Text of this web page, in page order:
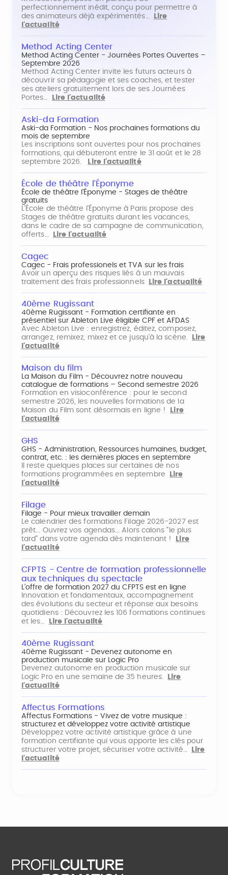
perfectionnement inédit, conçu pour permettre à
des animateurs déjà expérimentés…
Lire
l'actualité
Method Acting Center
Method Acting Center - Journées Portes Ouvertes –
Septembre 2026
Method Acting Center invite les futurs acteurs à
découvrir sa pédagogie et ses coaches, et tester
ses ateliers gratuitement lors de ses Journées
Portes…
Lire l'actualité
Aski-da Formation
Aski-da Formation - Nos prochaines formations du
mois de septembre
Les inscriptions sont ouvertes pour nos prochaines
formations, qui débuteront entre le 31 août et le 28
septembre 2026.
Lire l'actualité
École de théâtre l'Éponyme
École de théâtre l'Éponyme - Stages de théâtre
gratuits
L'École de théâtre l'Éponyme à Paris propose des
Stages de théâtre gratuits durant les vacances,
dans le cadre de sa campagne de communication,
offerts…
Lire l'actualité
Cagec
Cagec - Frais professionels et TVA sur les frais
Avoir un aperçu des risques liés à un mauvais
traitement des frais professionnels
Lire l'actualité
40ème Rugissant
40ème Rugissant - Formation certifiante en
présentiel sur Ableton Live éligible CPF et AFDAS
Avec Ableton Live : enregistrez, éditez, composez,
arrangez, remixez, mixez et ce jusqu'à la scène.
Lire
l'actualité
Maison du film
La Maison du Film - Découvrez notre nouveau
catalogue de formations – Second semestre 2026
Formation en visioconférence : pour le second
semestre 2026, les nouvelles formations de la
Maison du Film sont désormais en ligne !
Lire
l'actualité
GHS
GHS - Administration, Ressources humaines, budget,
contrat, etc. : les dernières places en septembre
Il reste quelques places sur certaines de nos
formations programmées en septembre
Lire
l'actualité
Filage
Filage - Pour mieux travailler demain
Le calendrier des formations Filage 2026-2027 est
prêt... Ouvrez vos agendas... Alors calons "le plus
tard" dans votre agenda dès maintenant !
Lire
l'actualité
CFPTS - Centre de formation professionnelle
aux techniques du spectacle
L’offre de formation 2027 du CFPTS est en ligne
Innovation et fondamentaux, accompagnement
des évolutions du secteur et réponse aux besoins
quotidiens : Découvrez les 106 formations continues
et les…
Lire l'actualité
40ème Rugissant
40ème Rugissant - Devenez autonome en
production musicale sur Logic Pro
Devenez autonome en production musicale sur
Logic Pro en une semaine de 35 heures.
Lire
l'actualité
Affectus Formations
Affectus Formations - Vivez de votre musique :
structurez et développez votre activité artistique
Développez votre activité artistique grâce à une
formation certifiante qui vous apporte les clés pour
structurer votre projet, sécuriser votre activité…
Lire
l'actualité